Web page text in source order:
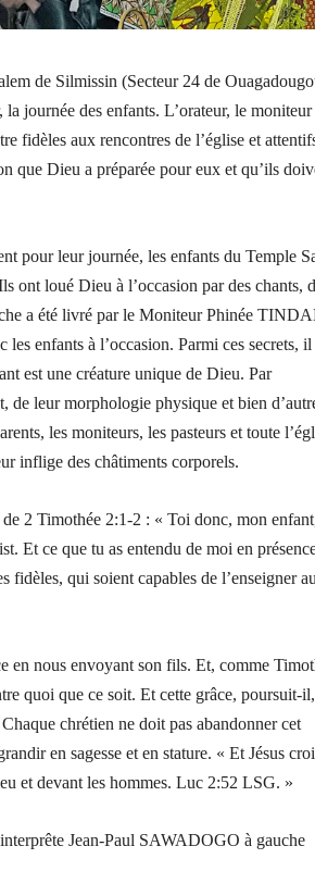
de Silmissin (Secteur 24 de
journée des enfants. L’orateur, le moniteur
fidèles aux rencontres de l’église et
que Dieu a préparée pour eux et qu’ils
pour leur journée, les enfants du Temple
ont loué Dieu à l’occasion par des chants,
a été livré par le Moniteur Phinée
les enfants à l’occasion. Parmi ces secrets, il
est une créature unique de Dieu. Par
de leur morphologie physique et bien
les moniteurs, les pasteurs et toute
inflige des châtiments corporels.
2 Timothée 2:1-2 : « Toi donc, mon
Et ce que tu as entendu de moi en
fidèles, qui soient capables de l’enseigner
en nous envoyant son fils. Et, comme
quoi que ce soit. Et cette grâce, poursuit-
chrétien ne doit pas abandonner cet
en sagesse et en stature. « Et Jésus
et devant les hommes. Luc 2:52 LSG. »
Jean-Paul SAWADOGO à gauche